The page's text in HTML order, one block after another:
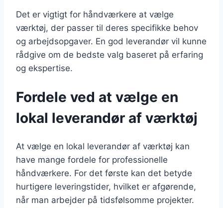
Det er vigtigt for håndværkere at vælge
værktøj, der passer til deres specifikke behov
og arbejdsopgaver. En god leverandør vil kunne
rådgive om de bedste valg baseret på erfaring
og ekspertise.
Fordele ved at vælge en
lokal leverandør af værktøj
At vælge en lokal leverandør af værktøj kan
have mange fordele for professionelle
håndværkere. For det første kan det betyde
hurtigere leveringstider, hvilket er afgørende,
når man arbejder på tidsfølsomme projekter.